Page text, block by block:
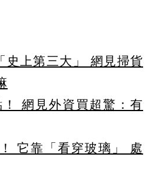
史上第三大」 網見掃貨
網見外資買超驚：有
它靠「看穿玻璃」 處